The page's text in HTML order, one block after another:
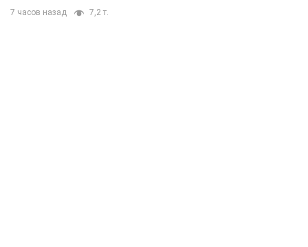
7 часов назад 7,2 т.